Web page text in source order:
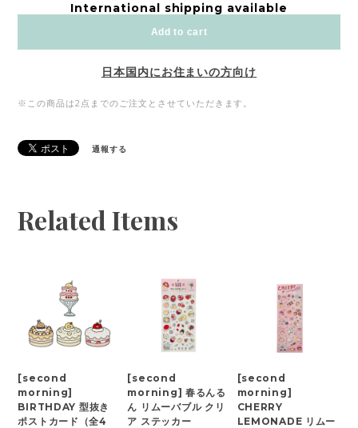
International shipping available
Add to cart
日本国内にお住まいの方向け
※この商品は2点までのご注文とさせていただきます。
通報する
Related Items
[second
morning]
BIRTHDAY 型抜き
ポストカード（全4
[second
morning] 春るんる
ん リムーバブル クリ
ア ステッカー
[second
morning]
CHERRY
LEMONADE リムー